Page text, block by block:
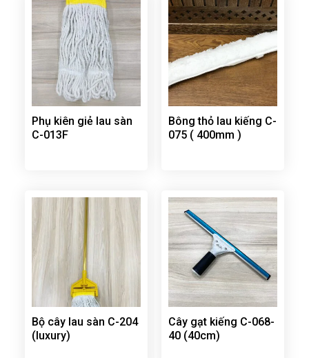
Phụ kiên giẻ lau sàn
C-013F
Bông thỏ lau kiếng C-
075 ( 400mm )
Bộ cây lau sàn C-204
(luxury)
Cây gạt kiếng C-068-
40 (40cm)